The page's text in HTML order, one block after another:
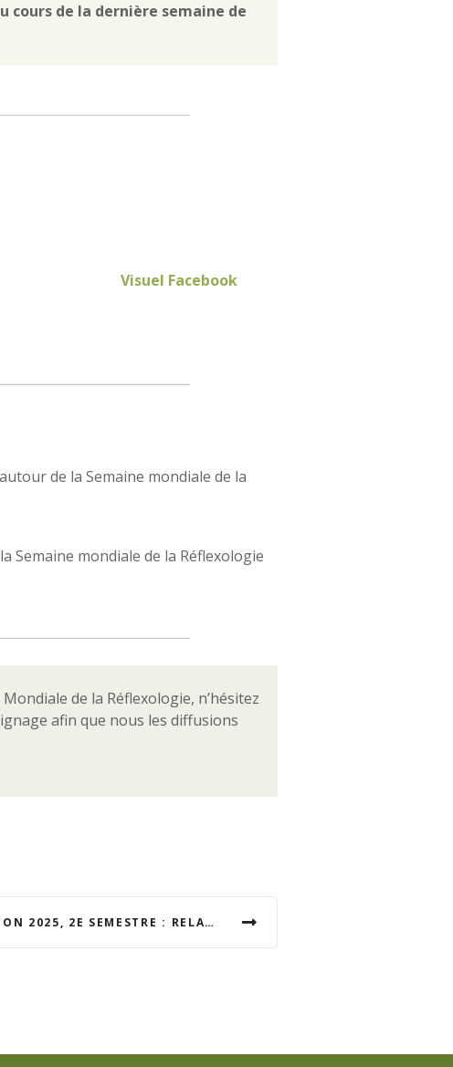
de la dernière semaine de
Visuel Facebook
de la Semaine mondiale de la
Semaine mondiale de la Réflexologie
de la Réflexologie, n’hésitez
afin que nous les diffusions
NOUVELLE PROMOTION 2025, 2E SEMESTRE : RELAXOLOGUE